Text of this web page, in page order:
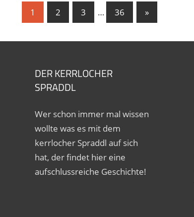
Seitennummerierung
1 2 3 … 36
Nächste
Beiträge
»
DER KERRLOCHER
SPRADDL
Wer schon immer mal wissen
wollte was es mit dem
kerrlocher Spraddl auf sich
hat, der findet hier eine
aufschlussreiche Geschichte!